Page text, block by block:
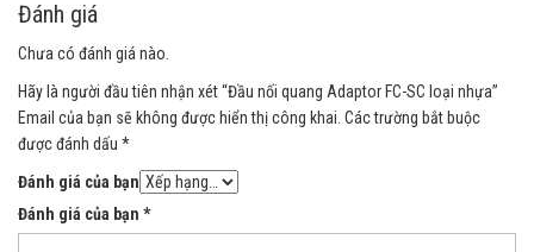
Đánh giá
Chưa có đánh giá nào.
Hãy là người đầu tiên nhận xét “Đầu nối quang Adaptor FC-SC loại nhựa”
Email của bạn sẽ không được hiển thị công khai. Các trường bắt buộc
được đánh dấu *
Đánh giá của bạn
Đánh giá của bạn *